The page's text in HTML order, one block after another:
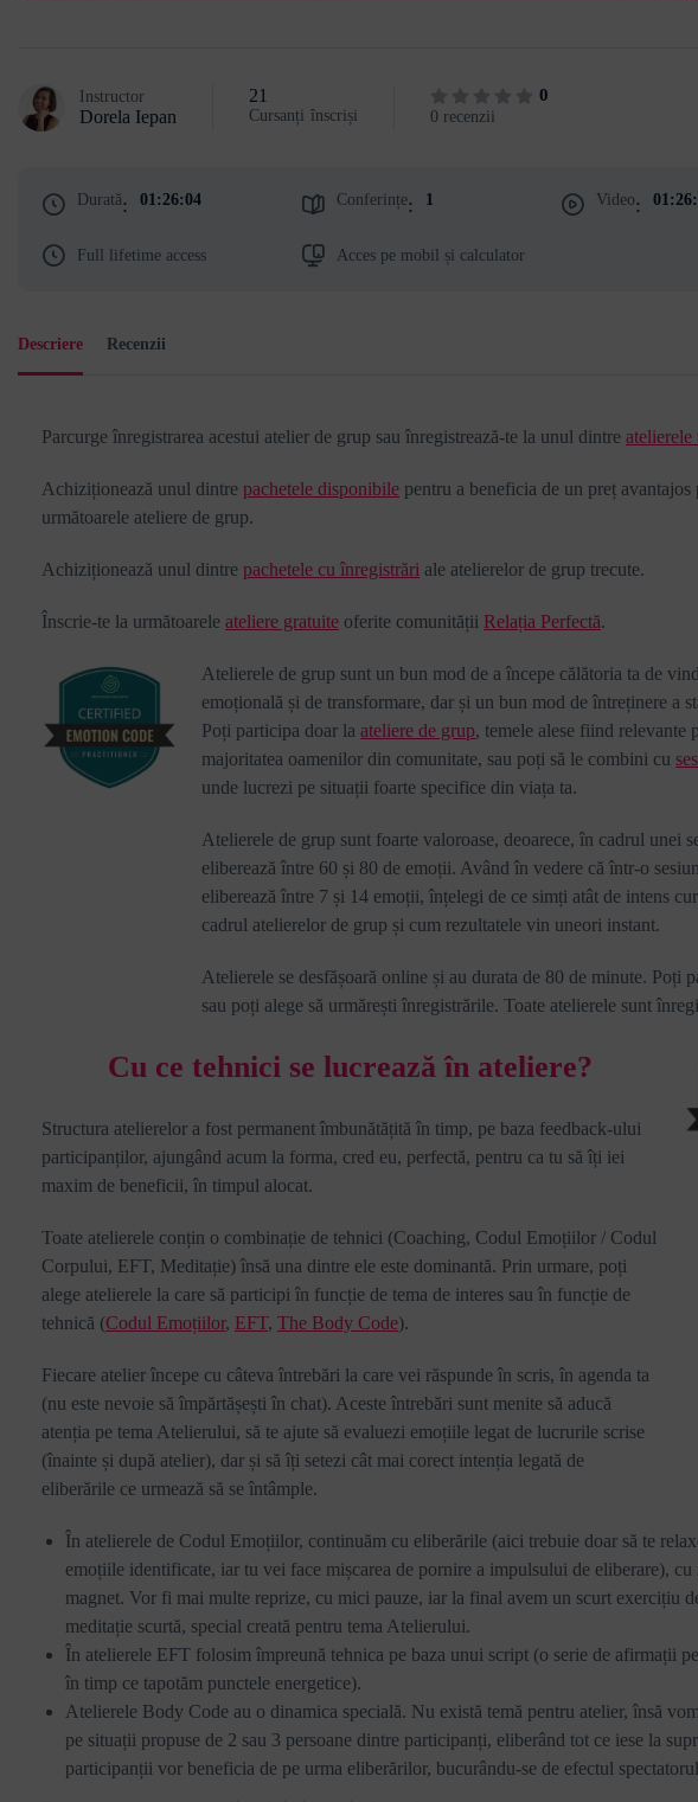
Instructor
Dorela Iepan
21
Cursanți înscriși
0
0 recenzii
Durată: 01:26:04 Conferințe: 1 Video:
Full lifetime access Acces pe mobil și calculator
Descriere Recenzii
Parcurge înregistrarea acestui atelier de grup sau înregistrează-te la unul dintre atelierele
Achiziționează unul dintre pachetele disponibile pentru a beneficia de un preț avantajos
următoarele ateliere de grup.
Achiziționează unul dintre pachetele cu înregistrări ale atelierelor de grup trecute.
Înscrie-te la următoarele ateliere gratuite oferite comunității Relația Perfectă.
Atelierele de grup sunt un bun mod de a începe călătoria ta de
emoțională și de transformare, dar și un bun mod de întreținere a
Poți participa doar laateliere de grup, temele alese fiind relevante
majoritatea oamenilor din comunitate, sau poți să le combini cu
unde lucrezi pe situații foarte specifice din viața ta.
Atelierele de grup sunt foarte valoroase, deoarece, în cadrul unei
eliberează între 60 și 80 de emoții. Având în vedere că într-o
eliberează între 7 și 14 emoții, înțelegi de ce simți atât de intens
cadrul atelierelor de grup și cum rezultatele vin uneori instant.
Atelierele se desfășoară online și au durata de 80 de minute. Poți
sau poți alege să urmărești înregistrările.Toate atelierele sunt
Cu ce tehnici se lucrează în ateliere?
Structura atelierelor a fost permanent îmbunătățită în timp, pe baza feedback-ului
participanților, ajungând acum la forma, cred eu, perfectă, pentru ca tu să îți iei
maxim de beneficii, în timpul alocat.
Toate atelierele conțin o combinație de tehnici (Coaching, Codul Emoțiilor / Codul
Corpului, EFT, Meditație) însă una dintre ele este dominantă. Prin urmare, poți
alege atelierele la care să participi în funcție de tema de interes sau în funcție de
tehnică (Codul Emoțiilor, EFT, The Body Code).
Fiecare atelier începe cu câteva întrebări la care vei răspunde în scris, în agenda ta
(nu este nevoie să împărtășești în chat). Aceste întrebări sunt menite să aducă
atenția pe tema Atelierului, să te ajute să evaluezi emoțiile legat de lucrurile scrise
(înainte și după atelier), dar și să îți setezi cât mai corect intenția legată de
eliberările ce urmează să se întâmple.
În atelierele de Codul Emoțiilor, continuăm cu eliberările (aici trebuie doar să te
emoțiile identificate, iar tu vei face mișcarea de pornire a impulsului de eliberare), cu
magnet. Vor fi mai multe reprize, cu mici pauze, iar la final avem un scurt exercițiu
meditație scurtă, special creată pentru tema Atelierului.
În atelierele EFT folosim împreună tehnica pe baza unui script (o serie de afirmații
în timp ce tapotăm punctele energetice).
Atelierele Body Code au o dinamica specială. Nu există temă pentru atelier, însă
pe situații propuse de 2 sau 3 persoane dintre participanți, eliberând tot ce iese la
participanții vor beneficia de pe urma eliberărilor, bucurându-se de efectul